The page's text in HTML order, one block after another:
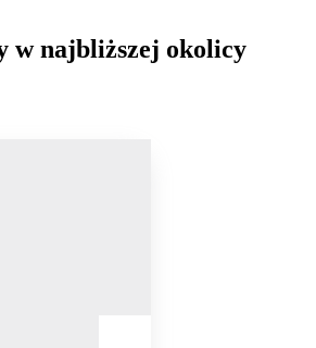
w najbliższej okolicy